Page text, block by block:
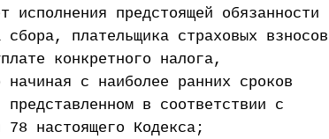
предстоящей обязанности
сбора, плательщика страховых взносов
конкретного налога,
начиная с наиболее ранних сроков
в соответствии с
настоящего Кодекса;